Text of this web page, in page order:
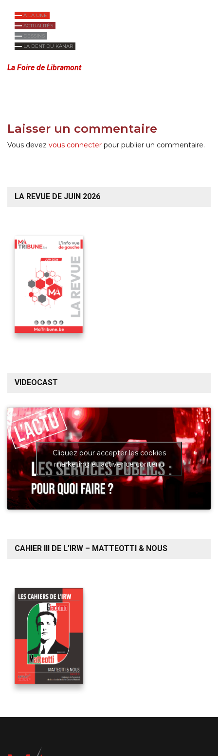
À LA UNE
ACTUALITÉS
DESSINS
LA DENT DU KANAR
La Foire de Libramont
Laisser un commentaire
Vous devez vous connecter pour publier un commentaire.
LA REVUE DE JUIN 2026
VIDEOCAST
Cliquez pour accepter les cookies
marketing et activer ce contenu
CAHIER III DE L’IRW – MATTEOTTI & NOUS